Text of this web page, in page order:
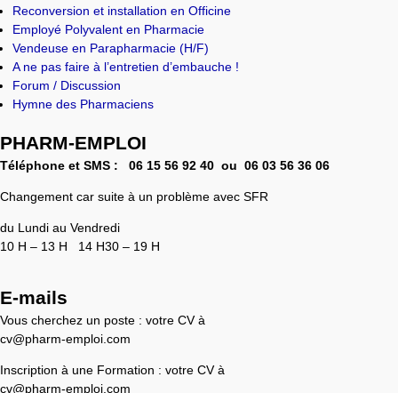
Reconversion et installation en Officine
Employé Polyvalent en Pharmacie
Vendeuse en Parapharmacie (H/F)
A ne pas faire à l’entretien d’embauche !
Forum / Discussion
Hymne des Pharmaciens
PHARM-EMPLOI
Téléphone et SMS : 06 15 56 92 40 ou 06 03 56 36 06
Changement car suite à un problème avec SFR
du Lundi au Vendredi
10 H – 13 H 14 H30 – 19 H
E-mails
Vous cherchez un poste : votre CV à
cv@pharm-emploi.com
Inscription à une Formation : votre CV à
cv@pharm-emploi.com